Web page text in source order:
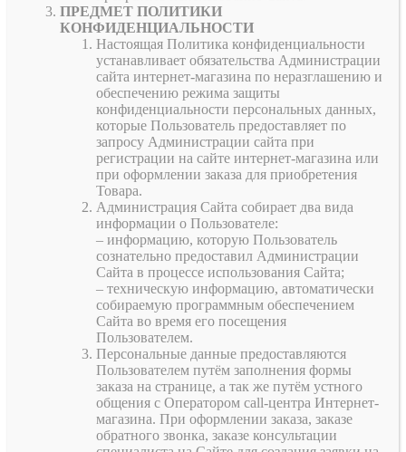
ПРЕДМЕТ ПОЛИТИКИ
КОНФИДЕНЦИАЛЬНОСТИ
Настоящая Политика конфиденциальности
устанавливает обязательства Администрации
сайта интернет-магазина по неразглашению и
обеспечению режима защиты
конфиденциальности персональных данных,
которые Пользователь предоставляет по
запросу Администрации сайта при
регистрации на сайте интернет-магазина или
при оформлении заказа для приобретения
Товара.
Администрация Сайта собирает два вида
информации о Пользователе:
– информацию, которую Пользователь
сознательно предоставил Администрации
Сайта в процессе использования Сайта;
– техническую информацию, автоматически
собираемую программным обеспечением
Сайта во время его посещения
Пользователем.
Персональные данные предоставляются
Пользователем путём заполнения формы
заказа на странице, а так же путём устного
общения с Оператором call-центра Интернет-
магазина. При оформлении заказа, заказе
обратного звонка, заказе консультации